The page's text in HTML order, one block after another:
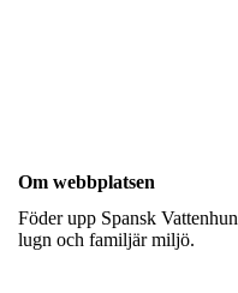
Om webbplatsen
Föder upp Spansk
lugn och familjär miljö.